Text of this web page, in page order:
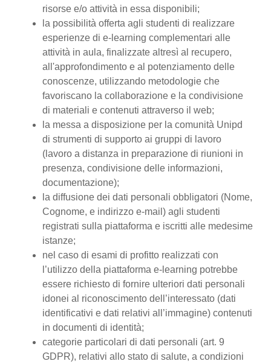
risorse e/o attività in essa disponibili;
la possibilità offerta agli studenti di realizzare
esperienze di e-learning complementari alle
attività in aula, finalizzate altresì al recupero,
all'approfondimento e al potenziamento delle
conoscenze, utilizzando metodologie che
favoriscano la collaborazione e la condivisione
di materiali e contenuti attraverso il web;
la messa a disposizione per la comunità Unipd
di strumenti di supporto ai gruppi di lavoro
(lavoro a distanza in preparazione di riunioni in
presenza, condivisione delle informazioni,
documentazione);
la diffusione dei dati personali obbligatori (Nome,
Cognome, e indirizzo e-mail) agli studenti
registrati sulla piattaforma e iscritti alle medesime
istanze;
nel caso di esami di profitto realizzati con
l’utilizzo della piattaforma e-learning potrebbe
essere richiesto di fornire ulteriori dati personali
idonei al riconoscimento dell’interessato (dati
identificativi e dati relativi all’immagine) contenuti
in documenti di identità;
categorie particolari di dati personali (art. 9
GDPR), relativi allo stato di salute, a condizioni